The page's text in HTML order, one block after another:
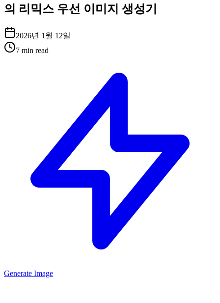
의 리믹스 우선 이미지 생성기
2026년 1월 12일
7 min read
Generate Image